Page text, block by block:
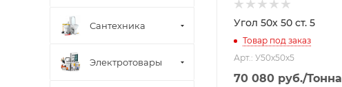
Угол 50х 50 ст. 5
Товар под заказ
Арт.: У50х50х5
70 080 руб./Тонна
Сантехника
Электротовары